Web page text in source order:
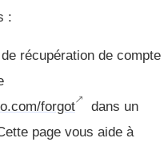
:
récupération de compte
forgot
dans un
page vous aide à